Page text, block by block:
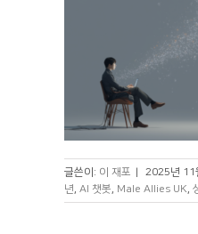
글쓴이: 이 재포 | 2025년 11
년, AI 챗봇, Male Allies UK,